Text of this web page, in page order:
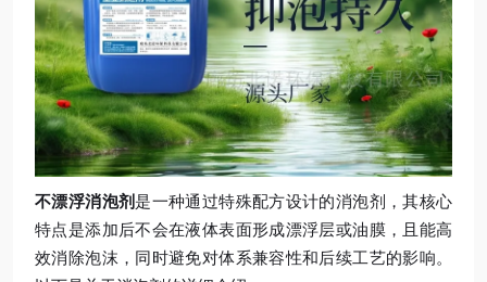
不漂浮消泡剂 是一种通过特殊配方设计的消泡剂，其核心
特点是添加后不会在液体表面形成漂浮层或油膜，且能高
效消除泡沫，同时避免对体系兼容性和后续工艺的影响。